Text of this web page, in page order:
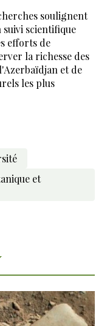
soulignent
scientifique
efforts de
la richesse des
et de
les plus
et